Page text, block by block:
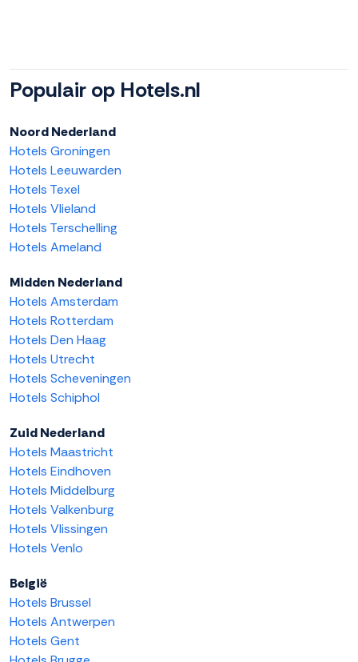
Populair op Hotels.nl
Noord Nederland
Hotels Groningen
Hotels Leeuwarden
Hotels Texel
Hotels Vlieland
Hotels Terschelling
Hotels Ameland
Midden Nederland
Hotels Amsterdam
Hotels Rotterdam
Hotels Den Haag
Hotels Utrecht
Hotels Scheveningen
Hotels Schiphol
Zuid Nederland
Hotels Maastricht
Hotels Eindhoven
Hotels Middelburg
Hotels Valkenburg
Hotels Vlissingen
Hotels Venlo
België
Hotels Brussel
Hotels Antwerpen
Hotels Gent